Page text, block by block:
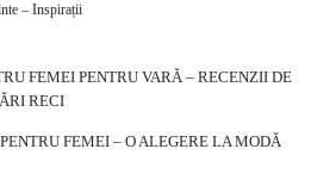
– Inspirații
FEMEI PENTRU VARĂ – RECENZII DE
RECI
FEMEI – O ALEGERE LA MODĂ